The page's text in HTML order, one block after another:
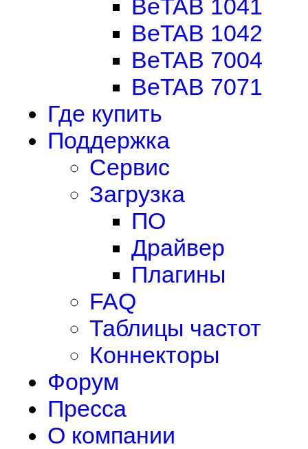
BeTAB 1041
BeTAB 1042
BeTAB 7004
BeTAB 7071
Где купить
Поддержка
Сервис
Загрузка
ПО
Драйвер
Плагины
FAQ
Таблицы частот
Коннекторы
Форум
Пресса
О компании